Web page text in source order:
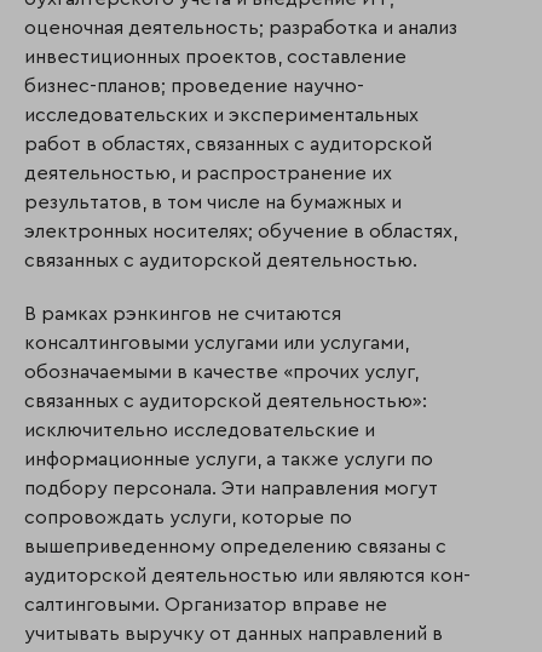
оценочная деятельность; разработка и анализ
инвестиционных проектов, составление
бизнес-планов; проведение научно-
исследовательских и экспе­ри­­мен­­таль­ных
работ в областях, связанных с аудиторской
деятельностью, и распрос­транение их
результатов, в том числе на бумажных и
электронных носителях; обучение в областях,
связанных с аудиторской деятельностью.
В рамках рэнкингов не считаются
консалтинговыми услугами или услугами,
обозначаемыми в качестве «прочих услуг,
связанных с аудиторской деятельностью»:
исключительно исследовательские и
информационные услуги, а также услуги по
подбору персонала. Эти направления могут
сопровождать услуги, которые по
вышеприведенному определению связаны с
аудиторской деятельностью или являются кон­
салтинговыми. Организатор вправе не
учитывать выручку от данных направлений в